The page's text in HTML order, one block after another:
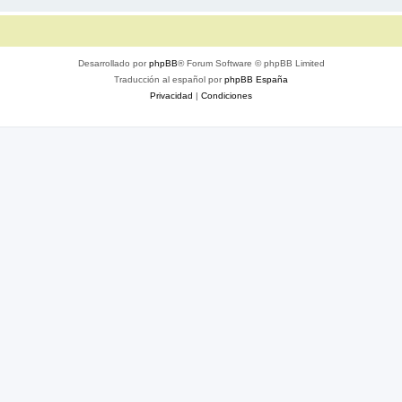
Desarrollado porphpBB® Forum Software © phpBB Limited
Traducción al español porphpBB España
Privacidad | Condiciones